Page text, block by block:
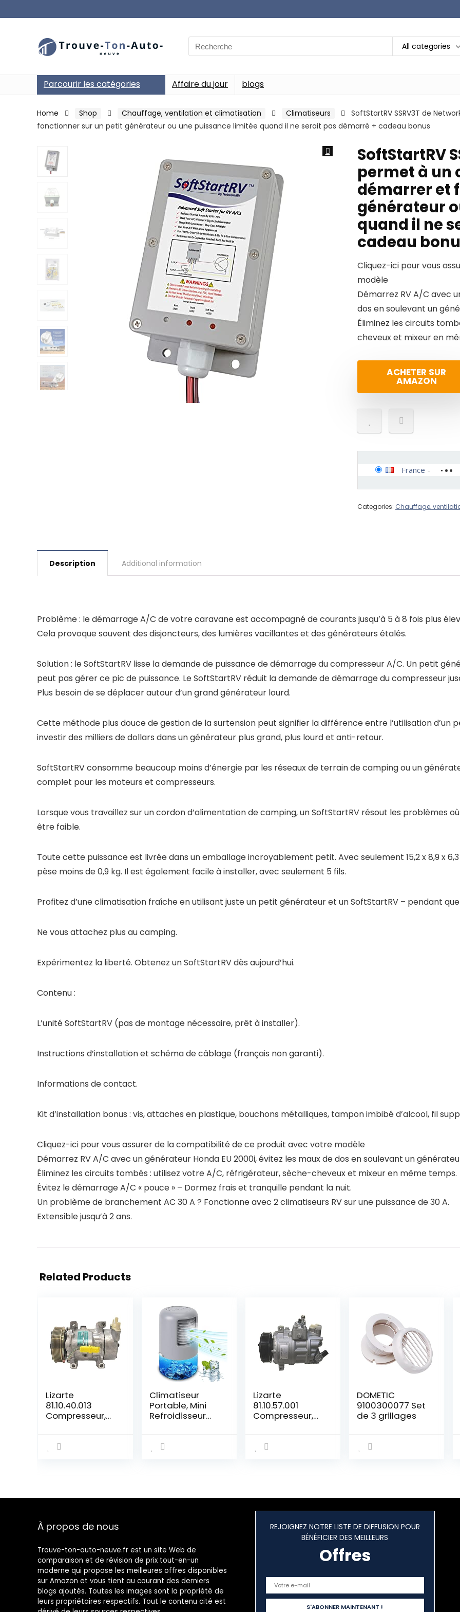
Search
for:
All categories
Parcourir les catégories Affaire du jour blogs
Home Shop Chauffage, ventilation et climatisation Climatiseurs
SoftStartRV SSRV3T de
fonctionner sur un petit générateur ou une puissance limitée quand il ne serait pas démarré + cadeau bonus
SoftStartRV
permet à un
démarrer et
générateur
quand il ne
cadeau
Cliquez-ici pour vous
modèle
Démarrez RV A/C avec
dos en soulevant un
Éliminez les circuits
cheveux et mixeur en
ACHETER SUR
AMAZON
France -
Categories: Chauffage,
Description Additional information
Problème : le démarrage A/C de votre caravane est accompagné de courants jusqu’à 5 à 8 fois plus
Cela provoque souvent des disjoncteurs, des lumières vacillantes et des générateurs étalés.
Solution : le SoftStartRV lisse la demande de puissance de démarrage du compresseur A/C. Un petit
peut pas gérer ce pic de puissance. Le SoftStartRV réduit la demande de démarrage du compresseur
Plus besoin de se déplacer autour d’un grand générateur lourd.
Cette méthode plus douce de gestion de la surtension peut signifier la différence entre l’utilisation d’un
investir des milliers de dollars dans un générateur plus grand, plus lourd et anti-retour.
SoftStartRV consomme beaucoup moins d’énergie par les réseaux de terrain de camping ou un
complet pour les moteurs et compresseurs.
Lorsque vous travaillez sur un cordon d’alimentation de camping, un SoftStartRV résout les problèmes
être faible.
Toute cette puissance est livrée dans un emballage incroyablement petit. Avec seulement 15,2 x 8,9 x
pèse moins de 0,9 kg. Il est également facile à installer, avec seulement 5 fils.
Profitez d’une climatisation fraîche en utilisant juste un petit générateur et un SoftStartRV – pendant
Ne vous attachez plus au camping.
Expérimentez la liberté. Obtenez un SoftStartRV dès aujourd’hui.
Contenu :
L’unité SoftStartRV (pas de montage nécessaire, prêt à installer).
Instructions d’installation et schéma de câblage (français non garanti).
Informations de contact.
Kit d’installation bonus : vis, attaches en plastique, bouchons métalliques, tampon imbibé d’alcool, fil
Cliquez-ici pour vous assurer de la compatibilité de ce produit avec votre modèle
Démarrez RV A/C avec un générateur Honda EU 2000i, évitez les maux de dos en soulevant un
Éliminez les circuits tombés : utilisez votre A/C, réfrigérateur, sèche-cheveux et mixeur en même temps.
Évitez le démarrage A/C « pouce » – Dormez frais et tranquille pendant la nuit.
Un problème de branchement AC 30 A ? Fonctionne avec 2 climatiseurs RV sur une puissance de 30 A.
Extensible jusqu’à 2 ans.
Related Products
Lizarte
81.10.40.013
Compresseur,
Climatiseur
Portable, Mini
Refroidisseur
Climatisation
Humidificateur
Timer
Lizarte
81.10.57.001
Compresseur,
DOMETIC
9100300077 Set
de 3 grillages
À propos de nous
Trouve-ton-auto-neuve.fr est un site Web de
comparaison et de révision de prix tout-en-un
moderne qui propose les meilleures offres disponibles
sur Amazon et vous tient au courant des derniers
blogs ajoutés. Toutes les images sont la propriété de
leurs propriétaires respectifs. Tout le contenu cité est
REJOIGNEZ NOTRE LISTE DE DIFFUSION POUR
BÉNÉFICIER DES MEILLEURS
Offres